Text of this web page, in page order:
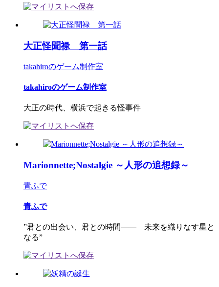
大正怪聞禄 第一話
takahiroのゲーム制作室
takahiroのゲーム制作室
大正の時代、横浜で起きる怪事件
Marionnette;Nostalgie ～人形の追想録～
青ふで
青ふで
”君との出会い、君との時間―― 未来を織りなす星と
なる”